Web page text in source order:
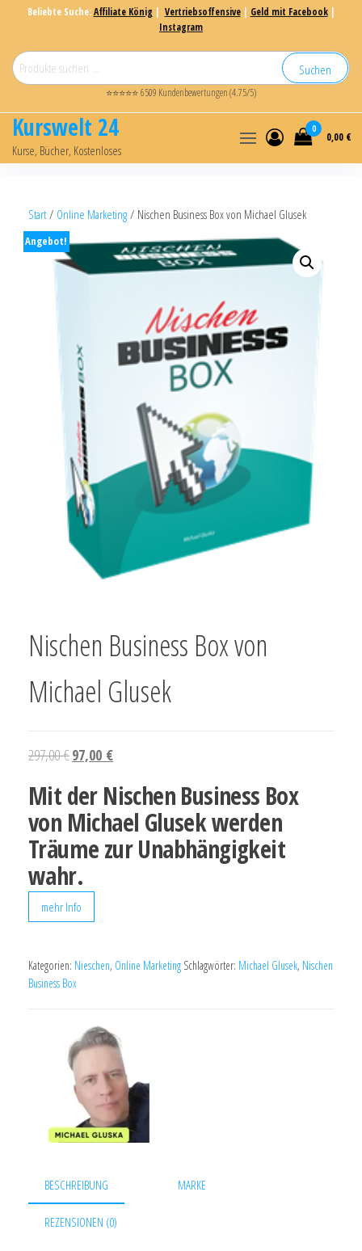
Beliebte Suche:Affiliate König | Vertriebsoffensive| Geld mit Facebook|
Instagram
Suchen
⭐⭐⭐⭐⭐ 6509 Kundenbewertungen (4.75/5)
Kurswelt 24
Kurse, Bücher, Kostenloses
0
0,00 €
Start/ Online Marketing / Nischen Business Box von Michael Glusek
Angebot!
Nischen Business Box von
Michael Glusek
297,00€97,00 €
Mit der Nischen Business Box
von Michael Glusek werden
Träume zur Unabhängigkeit
wahr.
mehr Info
Kategorien: Nieschen, Online Marketing Schlagwörter: Michael Glusek, Nischen
Business Box
BESCHREIBUNG MARKE
REZENSIONEN (0)